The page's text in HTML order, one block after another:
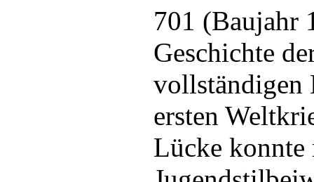
701 (Baujahr
Geschichte
vollständigen
ersten
Lücke